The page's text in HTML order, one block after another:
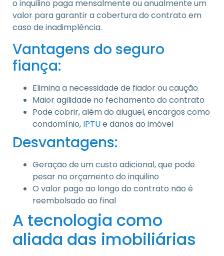
o inquilino paga mensalmente ou anualmente um
valor para garantir a cobertura do contrato em
caso de inadimplência.
Vantagens do seguro
fiança:
Elimina a necessidade de fiador ou caução
Maior agilidade no fechamento do contrato
Pode cobrir, além do aluguel, encargos como
condomínio, IPTUe danos ao imóvel
Desvantagens:
Geração de um custo adicional, que pode
pesar no orçamento do inquilino
O valor pago ao longo do contrato não é
reembolsado ao final
A tecnologia como
aliada das imobiliárias